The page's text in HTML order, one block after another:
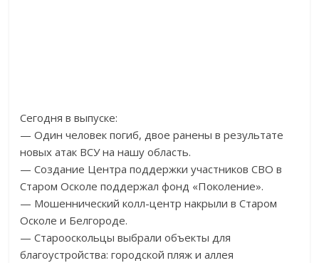
Сегодня в выпуске:
— Один человек погиб, двое ранены в результате
новых атак ВСУ на нашу область.
— Создание Центра поддержки участников СВО в
Старом Осколе поддержал фонд «Поколение».
— Мошеннический колл-центр накрыли в Старом
Осколе и Белгороде.
— Старооскольцы выбрали объекты для
благоустройства: городской пляж и аллея